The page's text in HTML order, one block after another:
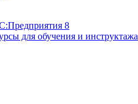
8
для обучения и инструктажа